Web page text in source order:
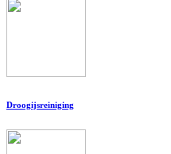
Droogijsreiniging